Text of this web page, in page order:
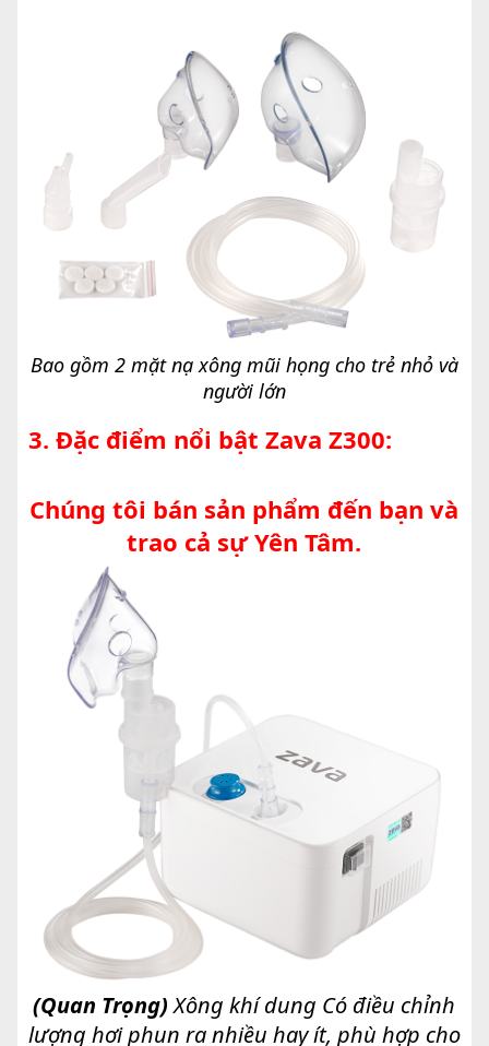
Bao gồm 2 mặt nạ xông mũi họng cho trẻ nhỏ và
người lớn
3. Đặc điểm nổi bật Zava Z300:
Chúng tôi bán sản phẩm đến bạn và
trao cả sự Yên Tâm.
(Quan Trọng)Xông khí dung Có điều chỉnh
lượng hơi phun ra nhiều hay ít, phù hợp cho